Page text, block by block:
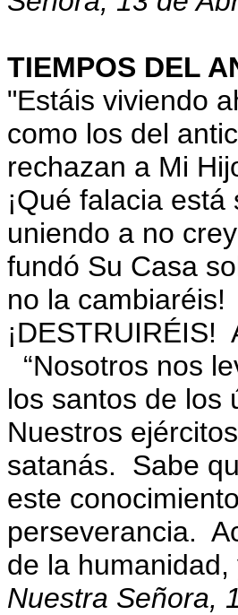
TIEMPOS DEL
"Estáis viviendo
como los del
rechazan a Mi
¡Qué falacia
uniendo a no
fundó Su Casa
no la
¡DESTRUIRÉIS!
“Nosotros nos
los santos de los
Nuestros
satanás. Sabe
este conocimiento
perseverancia.
de la
Nuestra Señora,